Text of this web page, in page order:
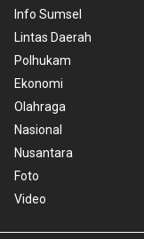
Info Sumsel
Lintas Daerah
Polhukam
Ekonomi
Olahraga
Nasional
Nusantara
Foto
Video